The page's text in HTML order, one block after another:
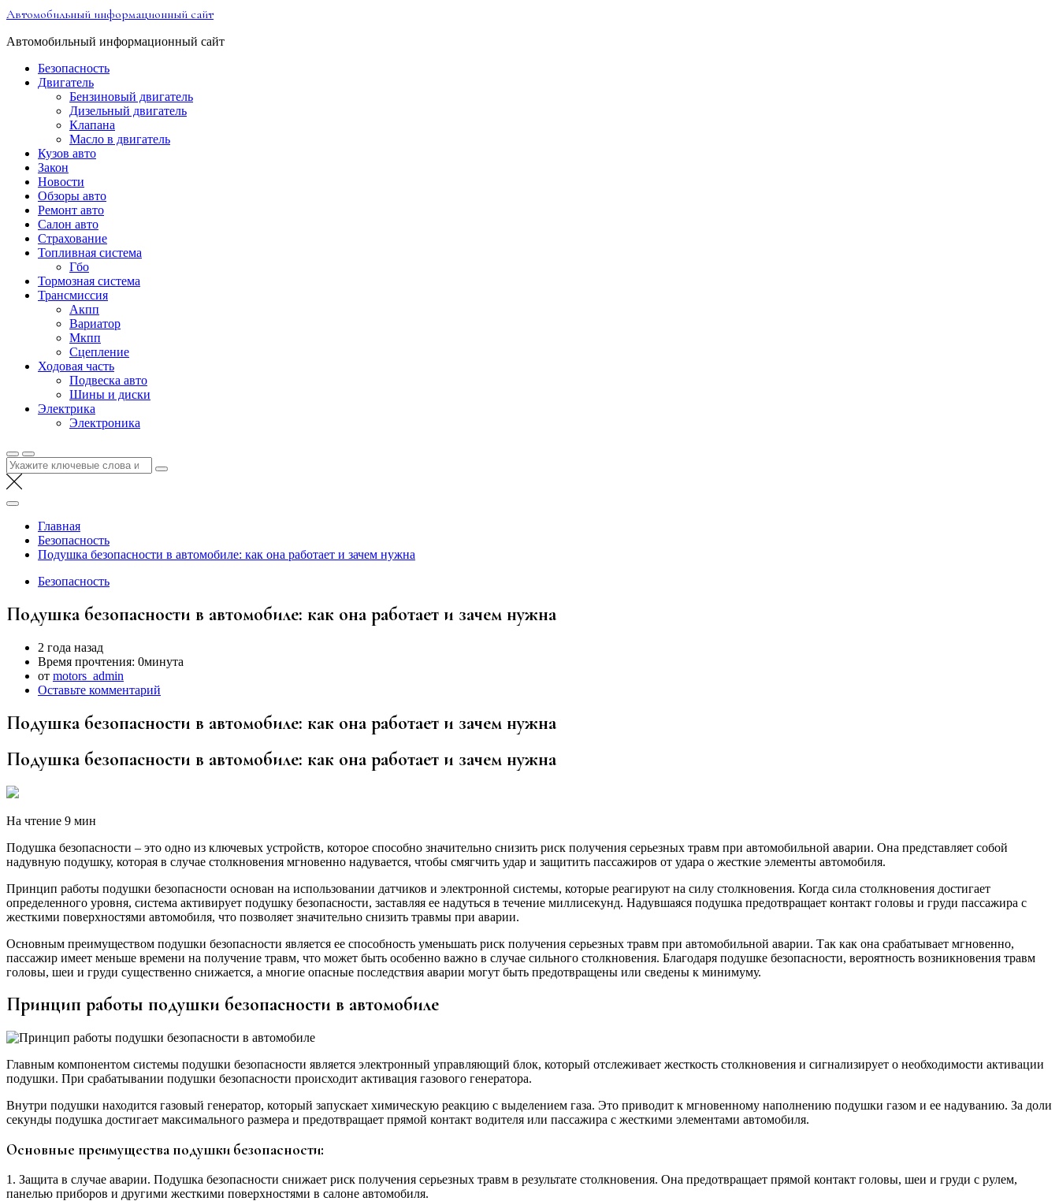
Перейти
содержимому
Автомобильный информационный сайт
Автомобильный информационный сайт
Безопасность
Двигатель
Бензиновый двигатель
Дизельный двигатель
Клапана
Масло в двигатель
Кузов авто
Закон
Новости
Обзоры авто
Ремонт авто
Салон авто
Страхование
Топливная система
Гбо
Тормозная система
Трансмиссия
Акпп
Вариатор
Мкпп
Сцепление
Ходовая часть
Подвеска авто
Шины и диски
Электрика
Электроника
Найти:
Главная
Безопасность
Подушка безопасности в автомобиле: как она работает и зачем нужна
Безопасность
Подушка безопасности в автомобиле: как она работает и зачем нужна
2 года назад
Время прочтения: 0минута
от motors_admin
Оставьте комментарий
Подушка безопасности в автомобиле: как она работает и зачем нужна
Подушка безопасности в автомобиле: как она работает и зачем нужна
На чтение 9 мин
Подушка безопасности – это одно из ключевых устройств, которое способно значительно снизить риск получения серьезных травм при автомобильной аварии. Она представляет собой
надувную подушку, которая в случае столкновения мгновенно надувается, чтобы смягчить удар и защитить пассажиров от удара о жесткие элементы автомобиля.
Принцип работы подушки безопасности основан на использовании датчиков и электронной системы, которые реагируют на силу столкновения. Когда сила столкновения достигает
определенного уровня, система активирует подушку безопасности, заставляя ее надуться в течение миллисекунд. Надувшаяся подушка предотвращает контакт головы и груди пассажира с
жесткими поверхностями автомобиля, что позволяет значительно снизить травмы при аварии.
Основным преимуществом подушки безопасности является ее способность уменьшать риск получения серьезных травм при автомобильной аварии. Так как она срабатывает мгновенно,
пассажир имеет меньше времени на получение травм, что может быть особенно важно в случае сильного столкновения. Благодаря подушке безопасности, вероятность возникновения травм
головы, шеи и груди существенно снижается, а многие опасные последствия аварии могут быть предотвращены или сведены к минимуму.
Принцип работы подушки безопасности в автомобиле
Главным компонентом системы подушки безопасности является электронный управляющий блок, который отслеживает жесткость столкновения и сигнализирует о необходимости активации
подушки. При срабатывании подушки безопасности происходит активация газового генератора.
Внутри подушки находится газовый генератор, который запускает химическую реакцию с выделением газа. Это приводит к мгновенному наполнению подушки газом и ее надуванию. За доли
секунды подушка достигает максимального размера и предотвращает прямой контакт водителя или пассажира с жесткими элементами автомобиля.
Основные преимущества подушки безопасности:
1. Защита в случае аварии. Подушка безопасности снижает риск получения серьезных травм в результате столкновения. Она предотвращает прямой контакт головы, шеи и груди с рулем,
панелью приборов и другими жесткими поверхностями в салоне автомобиля.